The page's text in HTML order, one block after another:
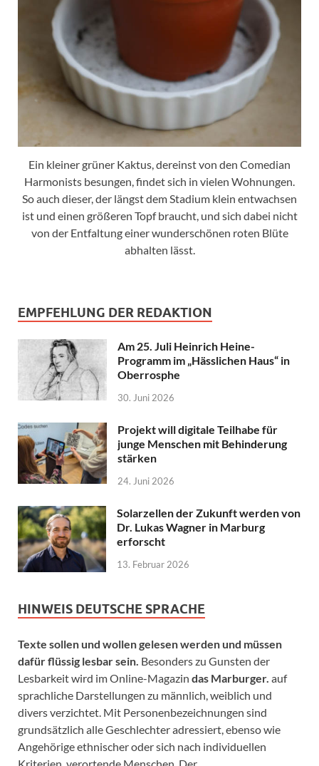
Ein kleiner grüner Kaktus, dereinst von den Comedian
Harmonists besungen, findet sich in vielen Wohnungen.
So auch dieser, der längst dem Stadium klein entwachsen
ist und einen größeren Topf braucht, und sich dabei nicht
von der Entfaltung einer wunderschönen roten Blüte
abhalten lässt.
EMPFEHLUNG DER REDAKTION
Am 25. Juli Heinrich Heine-
Programm im „Hässlichen Haus“ in
Oberrosphe
30. Juni 2026
Projekt will digitale Teilhabe für
junge Menschen mit Behinderung
stärken
24. Juni 2026
Solarzellen der Zukunft werden von
Dr. Lukas Wagner in Marburg
erforscht
13. Februar 2026
HINWEIS DEUTSCHE SPRACHE
Texte sollen und wollen gelesen werden und müssen
dafür flüssig lesbar sein. Besonders zu Gunsten der
Lesbarkeit wird im Online-Magazin das Marburger. auf
sprachliche Darstellungen zu männlich, weiblich und
divers verzichtet. Mit Personenbezeichnungen sind
grundsätzlich alle Geschlechter adressiert, ebenso wie
Angehörige ethnischer oder sich nach individuellen